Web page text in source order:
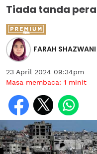
Tiada tanda
FARAH
23 April 2024 09:34pm
Masa membaca: 1 minit